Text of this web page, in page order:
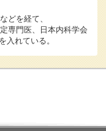
どを経て、
専門医、日本内科学会
入れている。